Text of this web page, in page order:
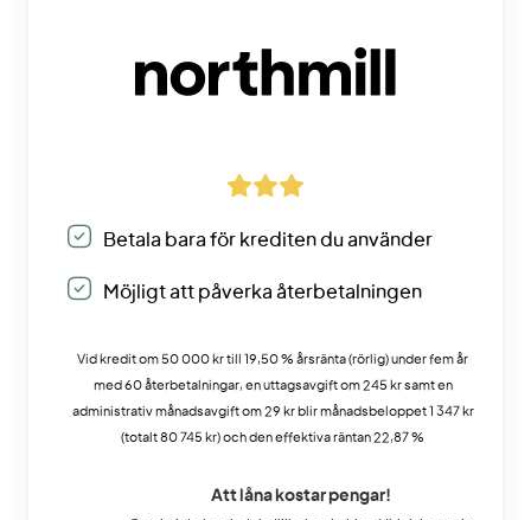
Betala bara för krediten du använder
Möjligt att påverka återbetalningen
Vid kredit om 50 000 kr till 19,50 % årsränta (rörlig) under fem år
med 60 återbetalningar, en uttagsavgift om 245 kr samt en
administrativ månadsavgift om 29 kr blir månadsbeloppet 1 347 kr
(totalt 80 745 kr) och den effektiva räntan 22,87 %
Att låna kostar pengar!